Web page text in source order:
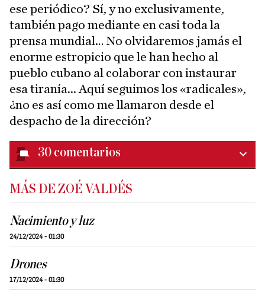
ese periódico? Sí, y no exclusivamente,
también pago mediante en casi toda la
prensa mundial… No olvidaremos jamás el
enorme estropicio que le han hecho al
pueblo cubano al colaborar con instaurar
esa tiranía... Aquí seguimos los «radicales»,
¿no es así como me llamaron desde el
despacho de la dirección?
30 comentarios
MÁS DE ZOÉ VALDÉS
Nacimiento y luz
24/12/2024 - 01:30
Drones
17/12/2024 - 01:30